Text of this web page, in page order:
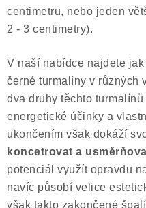
centimetru, nebo jeden
2 - 3 centimetry).
V naší nabídce najdete
černé turmalíny v různých
dva druhy těchto
energetické účinky a
ukončením však dokáží
koncetrovat a
potenciál využít opravdu
navíc působí velice
však takto zakončené